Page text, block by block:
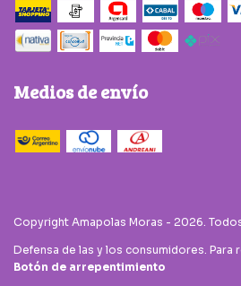
Medios de envío
Copyright Amapolas Moras - 2026.
Defensa de las y los consumidores. Para
Botón de arrepentimiento